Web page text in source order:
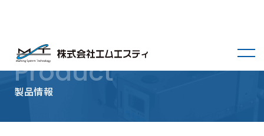
menu
製品情報
Product